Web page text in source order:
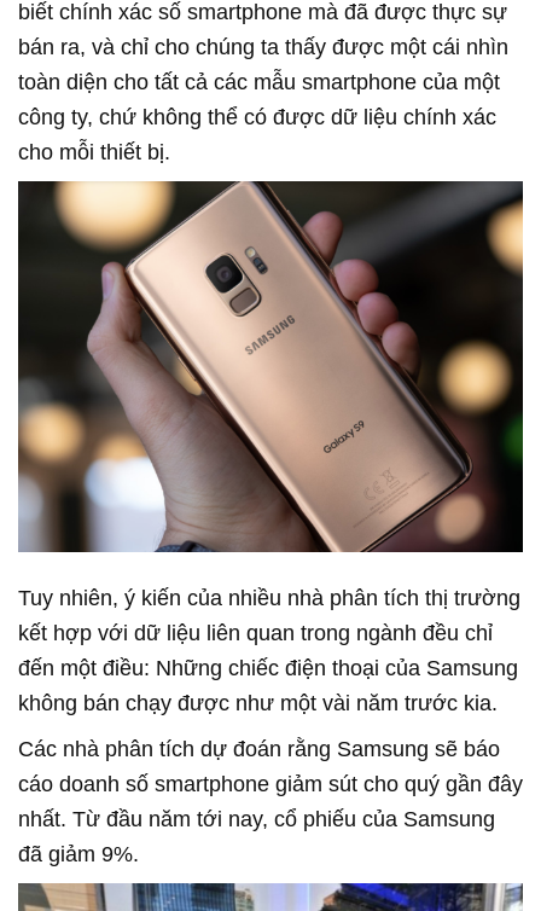
biết chính xác số smartphone mà đã được thực sự
bán ra, và chỉ cho chúng ta thấy được một cái nhìn
toàn diện cho tất cả các mẫu smartphone của một
công ty, chứ không thể có được dữ liệu chính xác
cho mỗi thiết bị.
Tuy nhiên, ý kiến của nhiều nhà phân tích thị trường
kết hợp với dữ liệu liên quan trong ngành đều chỉ
đến một điều: Những chiếc điện thoại của Samsung
không bán chạy được như một vài năm trước kia.
Các nhà phân tích dự đoán rằng Samsung sẽ báo
cáo doanh số smartphone giảm sút cho quý gần đây
nhất. Từ đầu năm tới nay, cổ phiếu của Samsung
đã giảm 9%.